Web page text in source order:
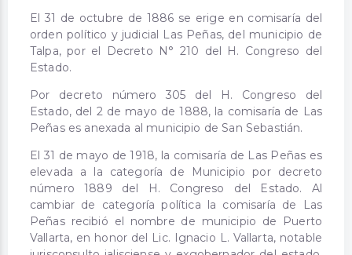
El 31 de octubre de 1886 se erige en comisaría del
orden político y judicial Las Peñas, del municipio de
Talpa, por el Decreto N° 210 del H. Congreso del
Estado.
Por decreto número 305 del H. Congreso del
Estado, del 2 de mayo de 1888, la comisaría de Las
Peñas es anexada al municipio de San Sebastián.
El 31 de mayo de 1918, la comisaría de Las Peñas es
elevada a la categoría de Municipio por decreto
número 1889 del H. Congreso del Estado. Al
cambiar de categoría política la comisaría de Las
Peñas recibió el nombre de municipio de Puerto
Vallarta, en honor del Lic. Ignacio L. Vallarta, notable